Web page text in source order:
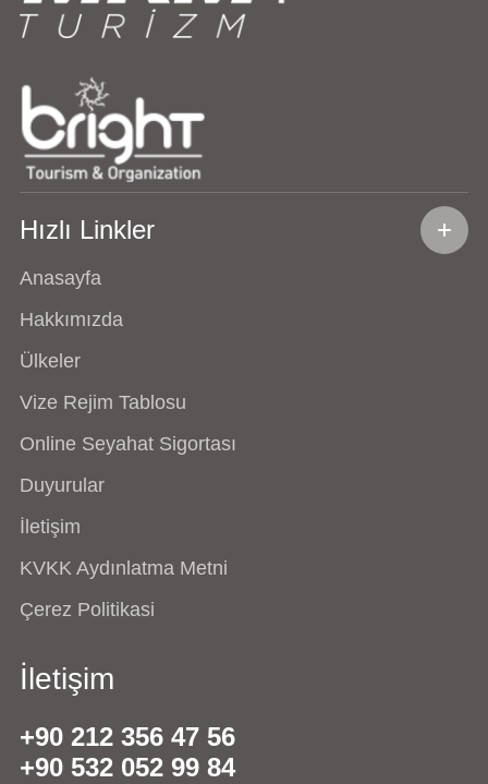
Hızlı Linkler
Anasayfa
Hakkımızda
Ülkeler
Vize Rejim Tablosu
Online Seyahat Sigortası
Duyurular
İletişim
KVKK Aydınlatma Metni
Çerez Politikasi
İletişim
+90 212 356 47 56
+90 532 052 99 84